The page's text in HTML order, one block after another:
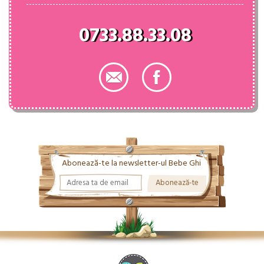
0733.88.33.08
Abonează-te la newsletter-ul Bebe Ghi